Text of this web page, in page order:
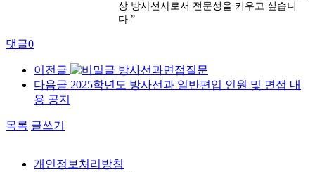
상 방사선사로서 전문성을 키우고 싶습니
다.”
댓글0
이전글
방사선과면접질문
다음글 2025학년도 방사선과 일반편입 인원 및 면접 내
용 공지
목록 글쓰기
개인정보처리방침